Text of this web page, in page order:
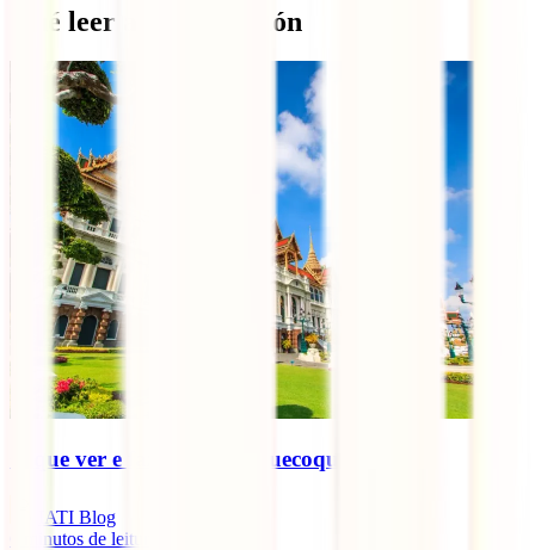
Qué leer a continuación
O que ver e fazer em Banguecoque
IATI Blog
minutos de leitura